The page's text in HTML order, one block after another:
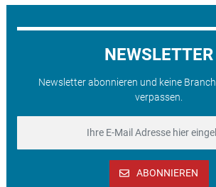
NEWSLETTER
Newsletter abonnieren und keine
verpassen.
ABONNIEREN